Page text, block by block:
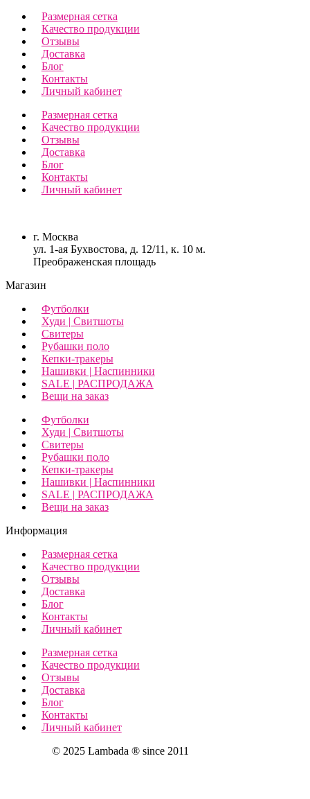
Размерная сетка
Качество продукции
Отзывы
Доставка
Блог
Контакты
Личный кабинет
Размерная сетка
Качество продукции
Отзывы
Доставка
Блог
Контакты
Личный кабинет
г. Москва
ул. 1-ая Бухвостова, д. 12/11, к. 10 м.
Преображенская площадь
Магазин
Футболки
Худи | Свитшоты
Свитеры
Рубашки поло
Кепки-тракеры
Нашивки | Наспинники
SALE | РАСПРОДАЖА
Вещи на заказ
Футболки
Худи | Свитшоты
Свитеры
Рубашки поло
Кепки-тракеры
Нашивки | Наспинники
SALE | РАСПРОДАЖА
Вещи на заказ
Информация
Размерная сетка
Качество продукции
Отзывы
Доставка
Блог
Контакты
Личный кабинет
Размерная сетка
Качество продукции
Отзывы
Доставка
Блог
Контакты
Личный кабинет
© 2025 Lambada ® since 2011